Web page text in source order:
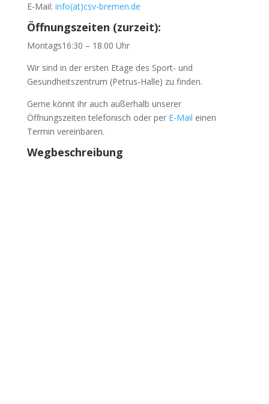
E-Mail: info(at)csv-bremen.de
Öffnungszeiten (zurzeit):
Montags16:30 – 18.00 Uhr
Wir sind in der ersten Etage des Sport- und
Gesundheitszentrum (Petrus-Halle) zu finden.
Gerne könnt ihr auch außerhalb unserer
Öffnungszeiten telefonisch oder per E-Mail einen
Termin vereinbaren.
Wegbeschreibung